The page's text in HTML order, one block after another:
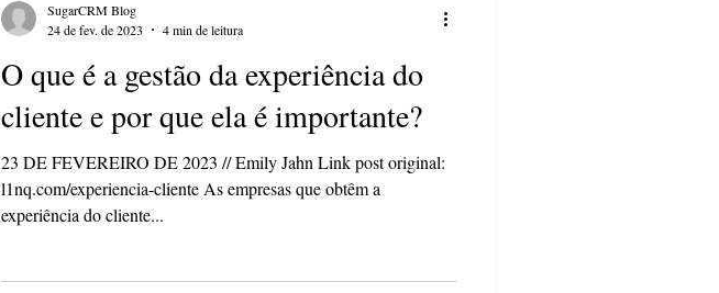
O que é a gestão da experiência do
cliente e por que ela é importante?
23 DE FEVEREIRO DE 2023 // Emily Jahn Link post original:
l1nq.com/experiencia-cliente As empresas que obtêm a
experiência do cliente...
SugarCRM Blog
24 de fev. de 2023
4 min de leitura